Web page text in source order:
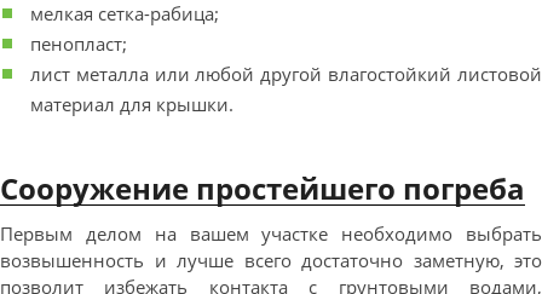
мелкая сетка-рабица;
пенопласт;
лист металла или любой другой влагостойкий листовой
материал для крышки.
Сооружение простейшего погреба
Первым делом на вашем участке необходимо выбрать
возвышенность и лучше всего достаточно заметную, это
позволит избежать контакта с грунтовыми водами,